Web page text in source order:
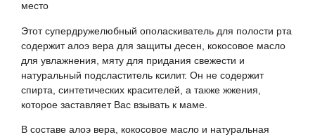
место
Этот супердружелюбный ополаскиватель для полости рта
содержит алоэ вера для защиты десен, кокосовое масло
для увлажнения, мяту для придания свежести и
натуральный подсластитель ксилит. Он не содержит
спирта, синтетических красителей, а также жжения,
которое заставляет Вас взывать к маме.
В составе алоэ вера, кокосовое масло и натуральная